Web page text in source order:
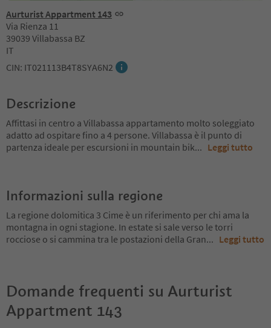
Aurturist Appartment 143
Via Rienza 11
39039 Villabassa BZ
IT
CIN: IT021113B4T8SYA6N2
Descrizione
Affittasi in centro a Villabassa appartamento molto soleggiato
adatto ad ospitare fino a 4 persone. Villabassa è il punto di
partenza ideale per escursioni in mountain bik... Leggi tutto
Informazioni sulla regione
La regione dolomitica 3 Cime è un riferimento per chi ama la
montagna in ogni stagione. In estate si sale verso le torri
rocciose o si cammina tra le postazioni della Gran... Leggi tutto
Domande frequenti su Aurturist
Appartment 143